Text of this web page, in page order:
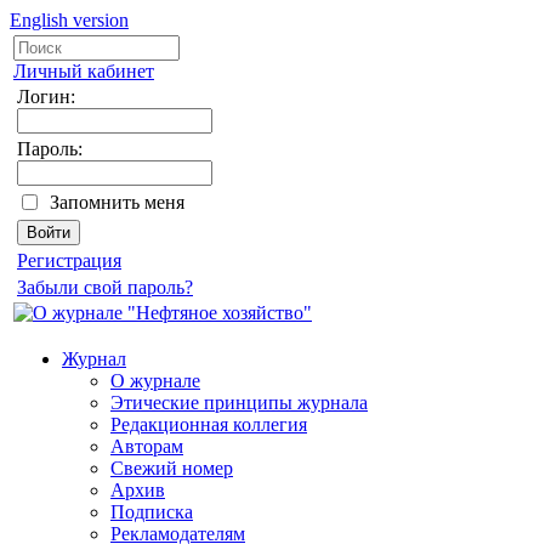
English version
Личный кабинет
Логин:
Пароль:
Запомнить меня
Регистрация
Забыли свой пароль?
Журнал
О журнале
Этические принципы журнала
Редакционная коллегия
Авторам
Свежий номер
Архив
Подписка
Рекламодателям